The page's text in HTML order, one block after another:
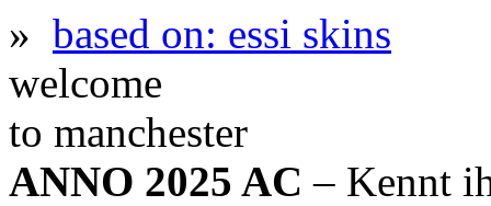
» based on: essi skins
welcome
to manchester
ANNO 2025 AC – Kennt